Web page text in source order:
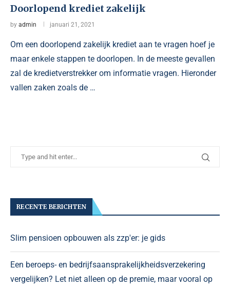
Doorlopend krediet zakelijk
by admin januari 21, 2021
Om een doorlopend zakelijk krediet aan te vragen hoef je
maar enkele stappen te doorlopen. In de meeste gevallen
zal de kredietverstrekker om informatie vragen. Hieronder
vallen zaken zoals de …
RECENTE BERICHTEN
Slim pensioen opbouwen als zzp'er: je gids
Een beroeps- en bedrijfsaansprakelijkheidsverzekering
vergelijken? Let niet alleen op de premie, maar vooral op